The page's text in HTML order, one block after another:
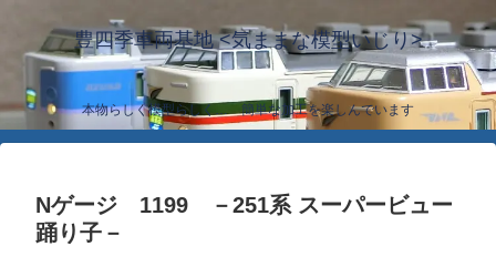
豊四季車両基地 <気ままな模型いじり>
本物らしく模型らしく… 簡単な加工を楽しんでいます
Nゲージ 1199 －251系 スーパービュー
踊り子－